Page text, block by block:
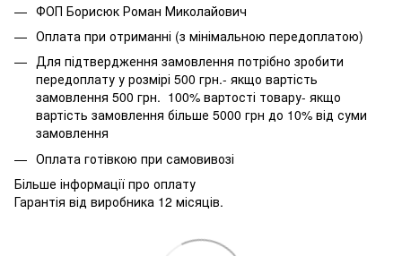
ФОП Борисюк Роман Миколайович
Оплата при отриманні (з мінімальною передоплатою)
Для підтвердження замовлення потрібно зробити
передоплату у розмірі 500 грн.- якщо вартість
замовлення 500 грн. 100% вартості товару- якщо
вартість замовлення більше 5000 грн до 10% від суми
замовлення
Оплата готівкою при самовивозі
Більше інформації про оплату
Гарантія від виробника 12 місяців.